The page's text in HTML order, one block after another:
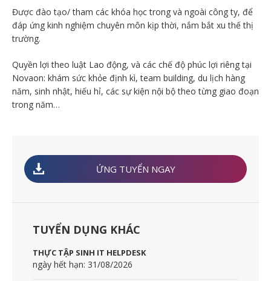
Được đào tạo/ tham các khóa học trong và ngoài công ty, để
đáp ứng kinh nghiệm chuyên môn kịp thời, nắm bắt xu thế thị
trường.
Quyền lợi theo luật Lao động, và các chế độ phúc lợi riêng tại
Novaon: khám sức khỏe định kì, team building, du lịch hàng
năm, sinh nhật, hiếu hỉ, các sự kiện nội bộ theo từng giao đoạn
trong năm…
ỨNG TUYỂN NGAY
TUYỂN DỤNG KHÁC
THỰC TẬP SINH IT HELPDESK
ngày hết hạn: 31/08/2026